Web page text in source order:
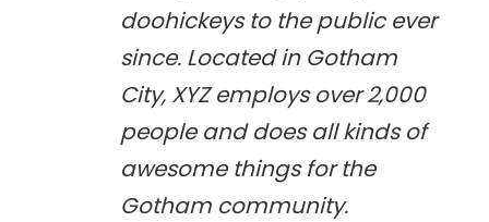
doohickeys to the public ever
since. Located in Gotham
City, XYZ employs over 2,000
people and does all kinds of
awesome things for the
Gotham community.